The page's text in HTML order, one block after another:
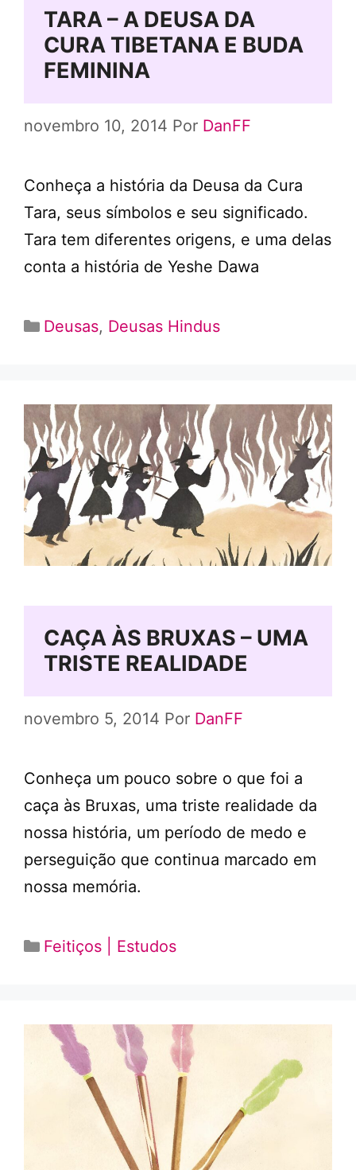
TARA – A DEUSA DA
CURA TIBETANA E BUDA
FEMININA
novembro 10, 2014 Por DanFF
Conheça a história da Deusa da Cura
Tara, seus símbolos e seu significado.
Tara tem diferentes origens, e uma delas
conta a história de Yeshe Dawa
Categorias
Deusas, Deusas Hindus
CAÇA ÀS BRUXAS – UMA
TRISTE REALIDADE
novembro 5, 2014 Por DanFF
Conheça um pouco sobre o que foi a
caça às Bruxas, uma triste realidade da
nossa história, um período de medo e
perseguição que continua marcado em
nossa memória.
Categorias
Feitiços | Estudos